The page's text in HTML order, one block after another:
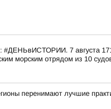
#ДЕНЬвИСТОРИИ. 7 августа
морским отрядом из 10
перенимают лучшие